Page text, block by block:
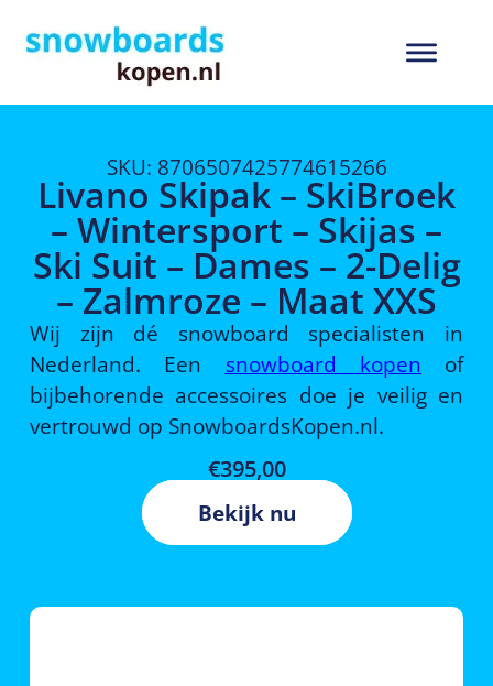
SKU: 8706507425774615266
Livano Skipak – SkiBroek
– Wintersport – Skijas –
Ski Suit – Dames – 2-Delig
– Zalmroze – Maat XXS
Wij zijn dé snowboard specialisten in
Nederland. Een snowboard kopen of
bijbehorende accessoires doe je veilig en
vertrouwd op SnowboardsKopen.nl.
€395,00
Bekijk nu